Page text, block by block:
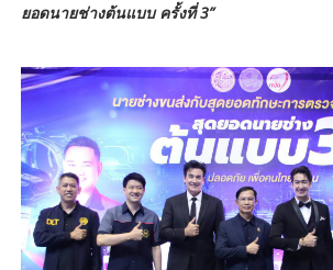
ยอดนายช่างต้นแบบ ครั้งที่ 3”